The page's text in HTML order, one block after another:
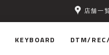
店舗一
KEYBOARD DTM/